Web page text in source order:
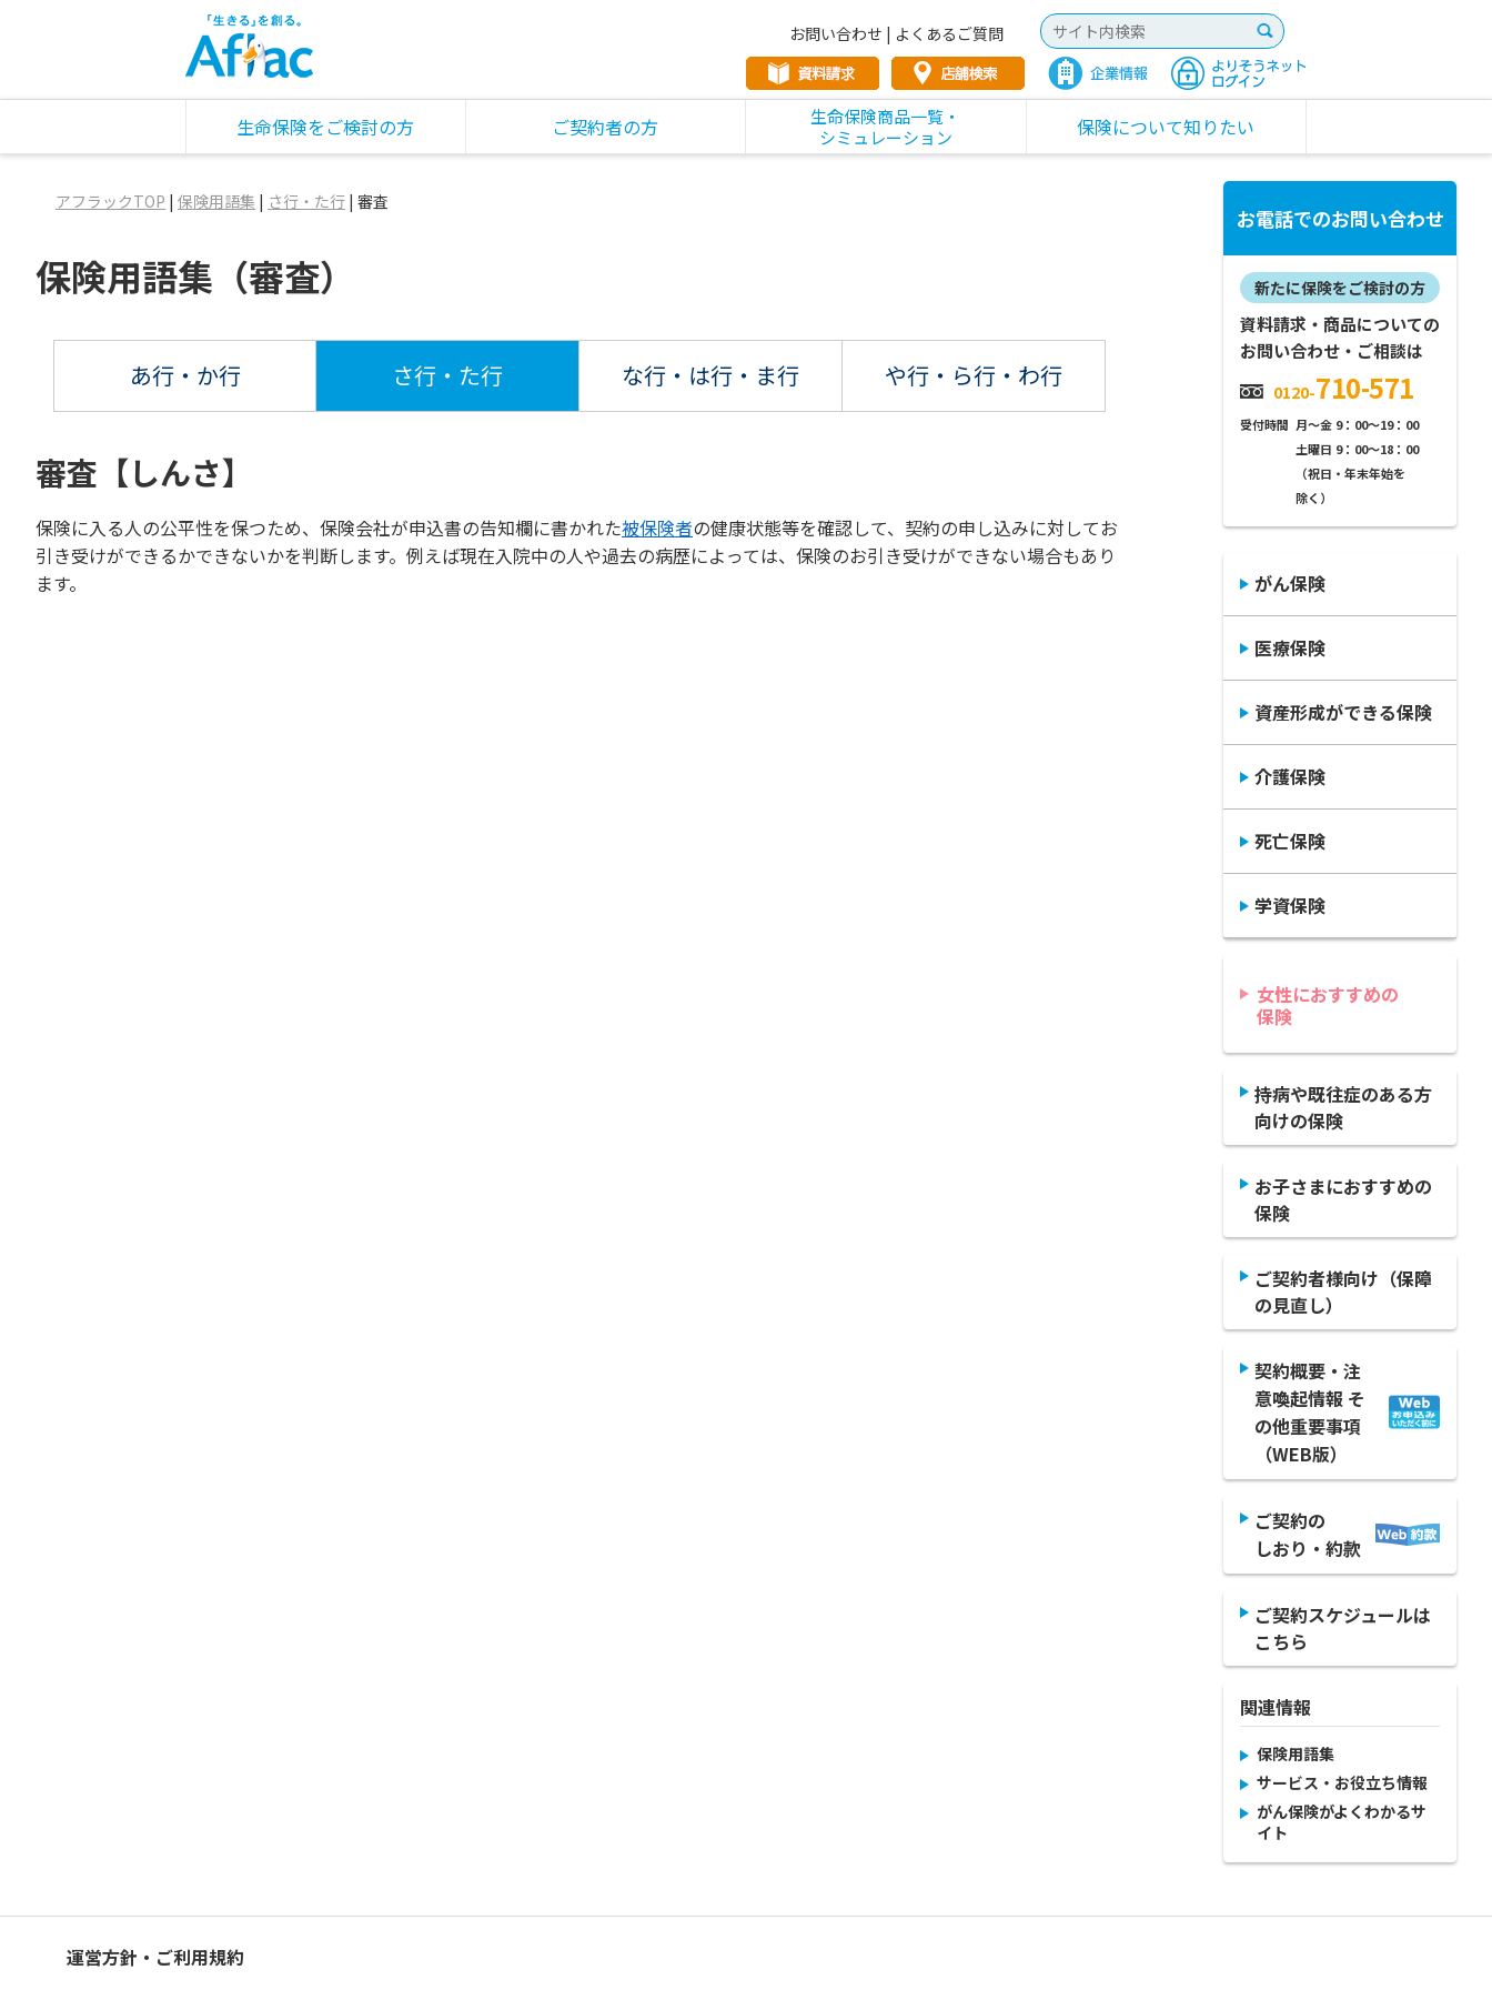
お問い合わせ | よくあるご質問
生命保険をご検討の方 ご契約者の方
生命保険商品一覧・
シミュレーション
保険について知りたい
アフラックTOP | 保険用語集 | さ行・た行 | 審査
保険用語集（審査）
あ行・か行 さ行・た行 な行・は行 ・ま行 や行・ら行 ・わ行
審査【しんさ】
保険に入る人の公平性を保つため、保険会社が申込書の告知欄に書かれた被保険者の健康状態等を確認して、契約の申し込みに対してお
引き受けができるかできないかを判断します。例えば現在入院中の人や過去の病歴によっては、保険のお引き受けができない場合もあり
ます。
お電話でのお問い合わせ
新たに保険をご検討の方
資料請求・商品についての
お問い合わせ・ご相談は
0120-710-571
受付時間 月～金 9：00～19：00
土曜日 9：00～18：00
（祝日・年末年始を
除く）
がん保険
医療保険
資産形成ができる保険
介護保険
死亡保険
学資保険
女性におすすめの
保険
持病や既往症のある方
向けの保険
お子さまにおすすめの
保険
ご契約者様向け（保障
の見直し）
契約概要・注
意喚起情報 そ
の他重要事項
（WEB版）
ご契約の
しおり・約款
ご契約スケジュールは
こちら
関連情報
保険用語集
サービス・お役立ち情報
がん保険がよくわかるサ
イト
運営方針・ご利用規約